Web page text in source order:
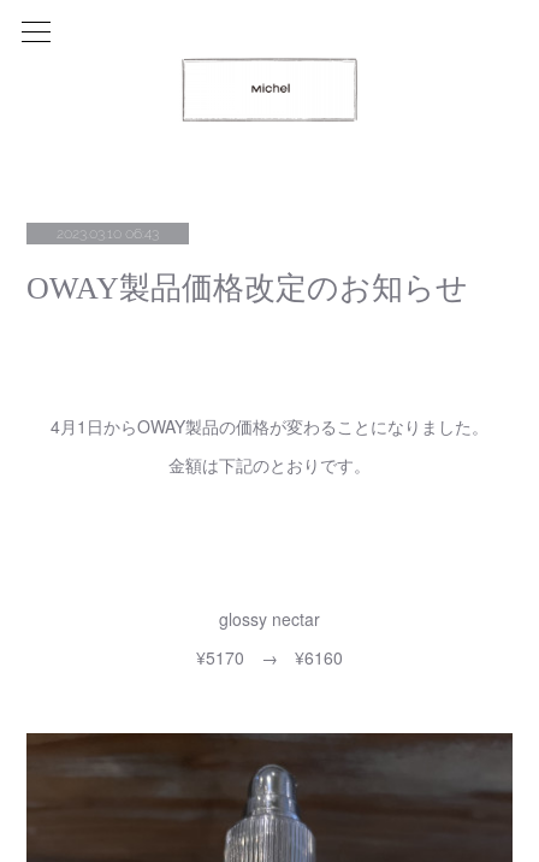
2023.03.10 06:43
OWAY製品価格改定のお知らせ
4月1日からOWAY製品の価格が変わることになりました。
金額は下記のとおりです。
glossy nectar
¥5170 → ¥6160